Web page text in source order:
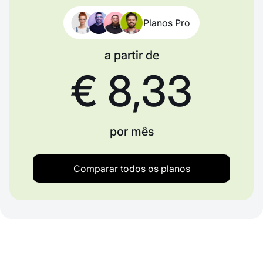
Planos Pro
a partir de
€ 8,33
por mês
Comparar todos os planos